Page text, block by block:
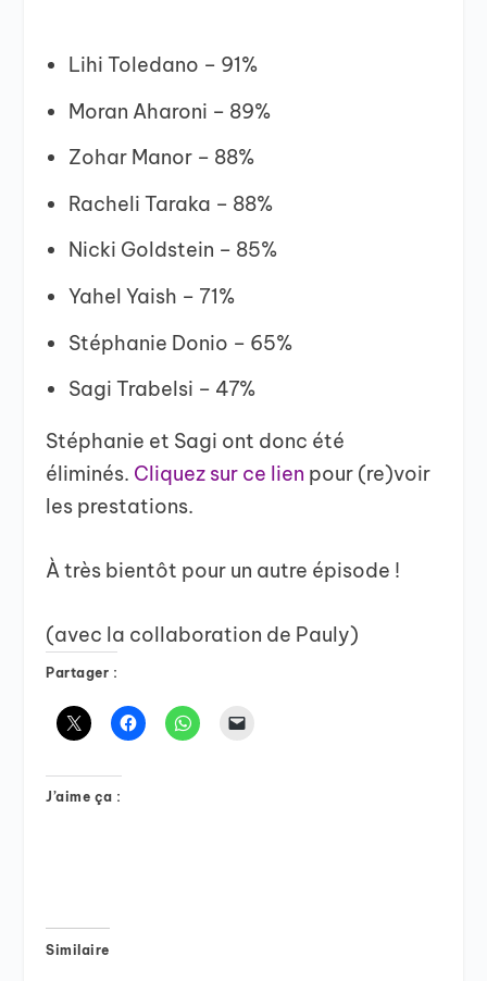
Lihi Toledano – 91%
Moran Aharoni – 89%
Zohar Manor – 88%
Racheli Taraka – 88%
Nicki Goldstein – 85%
Yahel Yaish – 71%
Stéphanie Donio – 65%
Sagi Trabelsi – 47%
Stéphanie et Sagi ont donc été
éliminés. Cliquez sur ce lien pour (re)voir
les prestations.
À très bientôt pour un autre épisode !
(avec la collaboration de Pauly)
Partager :
J’aime ça :
Similaire